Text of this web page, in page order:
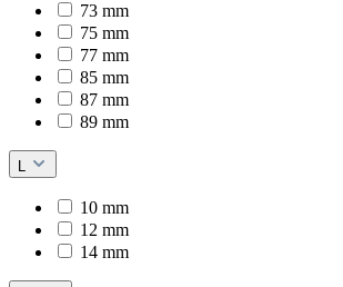
73 mm
75 mm
77 mm
85 mm
87 mm
89 mm
L
10 mm
12 mm
14 mm